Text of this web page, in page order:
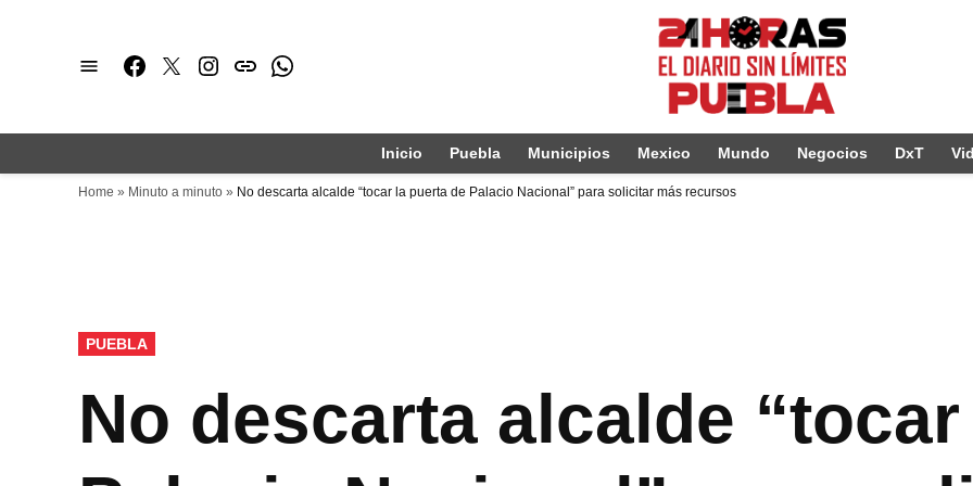
Facebook
TwitterInstagram
issuuWhatsapp
Inicio Puebla Municipios Mexico Mundo Negocios DxT
Home » Minuto a minuto » No descarta alcalde “tocar la puerta de Palacio Nacional” para solicitar más recursos
PUBLICADO
EN
PUEBLA
No descarta alcalde